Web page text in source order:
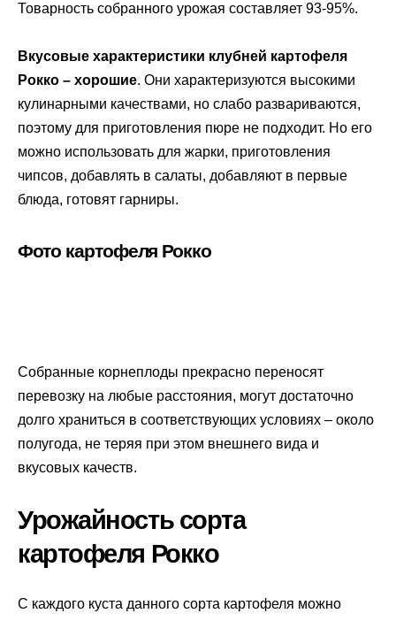
Товарность собранного урожая составляет 93-95%.
Вкусовые характеристики клубней картофеля
Рокко – хорошие. Они характеризуются высокими
кулинарными качествами, но слабо развариваются,
поэтому для приготовления пюре не подходит. Но его
можно использовать для жарки, приготовления
чипсов, добавлять в салаты, добавляют в первые
блюда, готовят гарниры.
Фото картофеля Рокко
Собранные корнеплоды прекрасно переносят
перевозку на любые расстояния, могут достаточно
долго храниться в соответствующих условиях – около
полугода, не теряя при этом внешнего вида и
вкусовых качеств.
Урожайность сорта
картофеля Рокко
С каждого куста данного сорта картофеля можно